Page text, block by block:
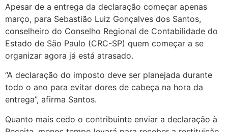
Apesar de a entrega da declaração começar apenas
março, para Sebastião Luiz Gonçalves dos Santos,
conselheiro do Conselho Regional de Contabilidade do
Estado de São Paulo (CRC-SP) quem começar a se
organizar agora já está atrasado.
“A declaração do imposto deve ser planejada durante
todo o ano para evitar dores de cabeça na hora da
entrega”, afirma Santos.
Quanto mais cedo o contribuinte enviar a declaração à